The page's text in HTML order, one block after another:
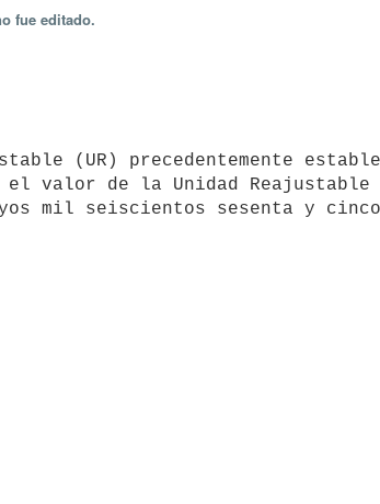
fue editado.
valor de la Unidad Reajustable